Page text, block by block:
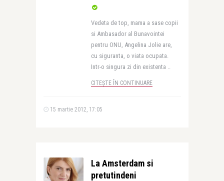
Vedeta de top, mama a sase copii
si Ambasador al Bunavointei
pentru ONU, Angelina Jolie are,
cu siguranta, o viata ocupata.
Intr-o singura zi din existenta ..
CITEȘTE ÎN CONTINUARE
15 martie 2012, 17:05
La Amsterdam si
pretutindeni